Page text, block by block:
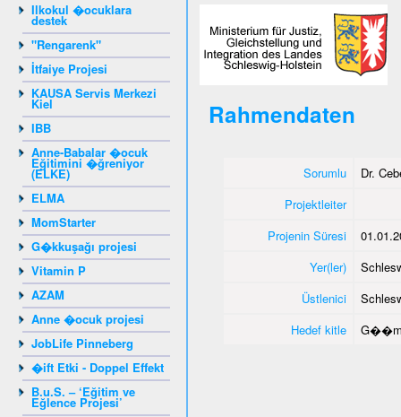
Ilkokul �ocuklara
destek
"Rengarenk"
İtfaiye Projesi
KAUSA Servis Merkezi
Kiel
IBB
Anne-Babalar �ocuk
Eğitimini �ğreniyor
(ELKE)
ELMA
MomStarter
G�kkuşağı projesi
Vitamin P
AZAM
Anne �ocuk projesi
JobLife Pinneberg
�ift Etki - Doppel Effekt
B.u.S. – ‘Eğitim ve
Eğlence Projesi’
Rahmendaten
Sorumlu
Dr.
Projektleiter
Projenin Süresi
Yer(ler)
Üstlenici
Hedef kitle